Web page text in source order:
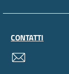
CONTATTI